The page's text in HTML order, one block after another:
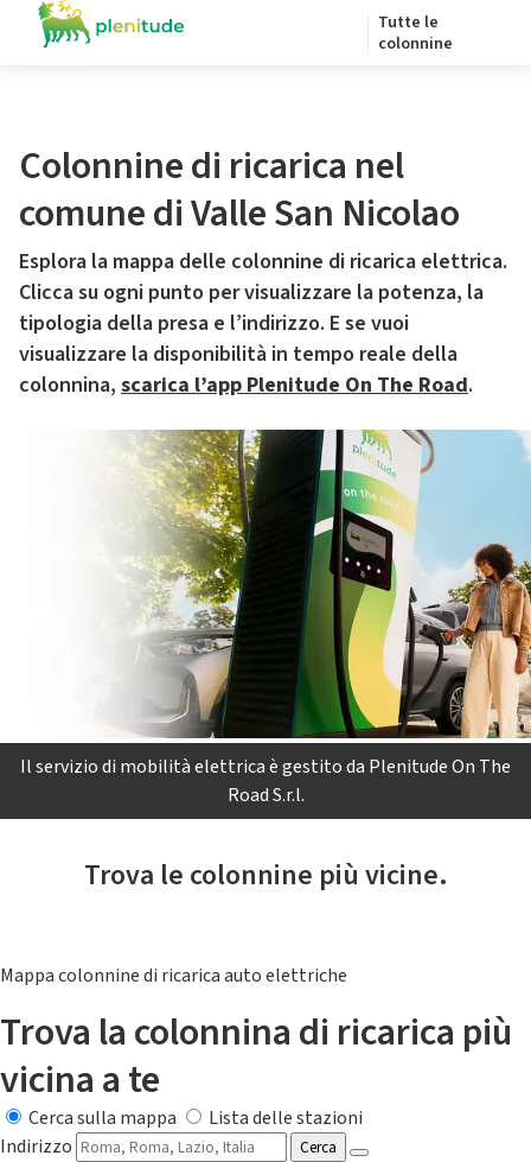
Tutte le
colonnine
Colonnine di ricarica nel
comune di Valle San Nicolao
Esplora la mappa delle colonnine di ricarica elettrica.
Clicca su ogni punto per visualizzare la potenza, la
tipologia della presa e l’indirizzo. E se vuoi
visualizzare la disponibilità in tempo reale della
colonnina, scarica l’app Plenitude On The Road.
Il servizio di mobilità elettrica è gestito da Plenitude On The
Road S.r.l.
Trova le colonnine più vicine.
Mappa colonnine di ricarica auto elettriche
Trova la colonnina di ricarica più
vicina a te
Cerca sulla mappa
Lista delle stazioni
Indirizzo
Cerca